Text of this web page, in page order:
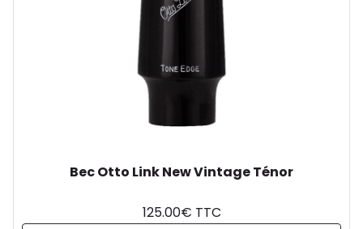
Bec Otto Link New Vintage Ténor
125.00€ TTC